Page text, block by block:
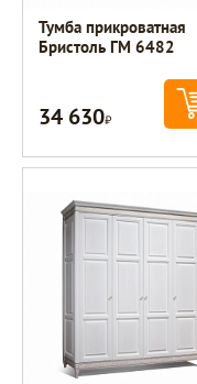
Тумба прикроватная
Бристоль ГМ 6482
34 630Р